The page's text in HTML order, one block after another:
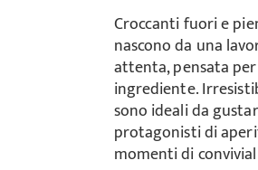
Croccanti fuori e
nascono da una
attenta, pensata
ingrediente.
sono ideali da
protagonisti di
momenti di